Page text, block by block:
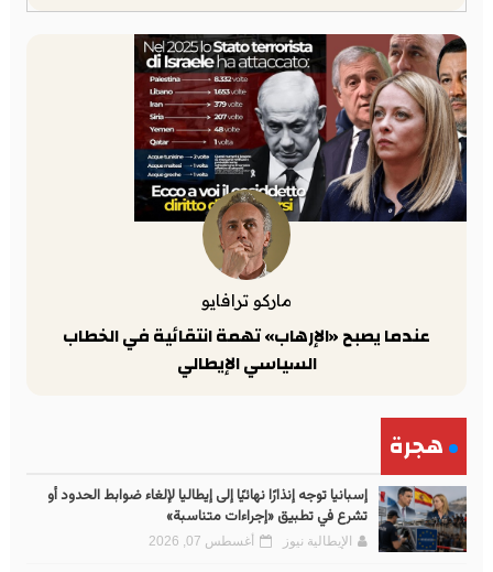
ماركو ترافايو
عندما يصبح «الإرهاب» تهمة انتقائية في الخطاب
السياسي الإيطالي
هجرة
إسبانيا توجه إنذارًا نهائيًا إلى إيطاليا لإلغاء ضوابط الحدود أو
تشرع في تطبيق «إجراءات متناسبة»
الإيطالية نيوز أغسطس 07, 2026